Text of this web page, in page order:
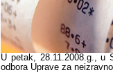
U petak, 28.11.2008.g., u
odbora Uprave za